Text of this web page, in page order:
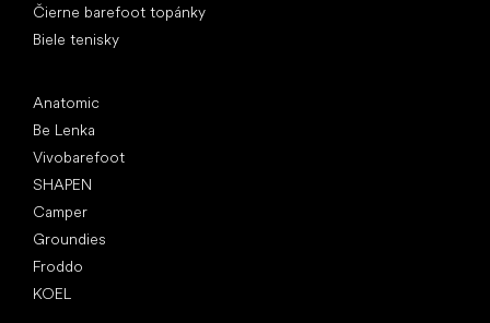
Čierne barefoot topánky
Biele tenisky
Anatomic
Be Lenka
Vivobarefoot
SHAPEN
Camper
Groundies
Froddo
KOEL